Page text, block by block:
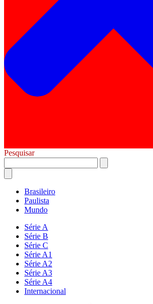
Pesquisar
Brasileiro
Paulista
Mundo
Série A
Série B
Série C
Série A1
Série A2
Série A3
Série A4
Internacional